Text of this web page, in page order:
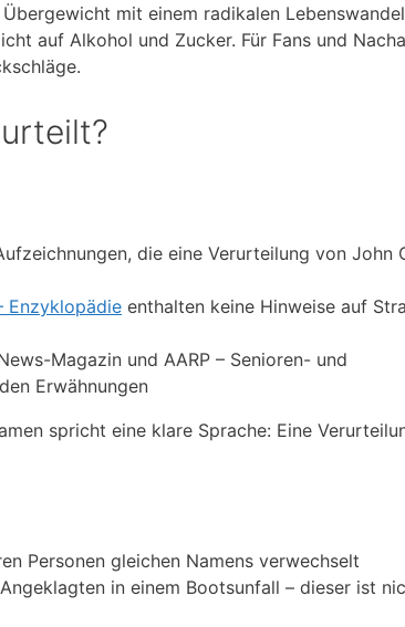
mit einem radikalen Lebenswandel
auf Alkohol und Zucker. Für Fans und
die eine Verurteilung von John
Enzyklopädie enthalten keine Hinweise auf
Magazin und AARP – Senioren- und
Erwähnungen
spricht eine klare Sprache: Eine
Personen gleichen Namens verwechselt
in einem Bootsunfall – dieser ist